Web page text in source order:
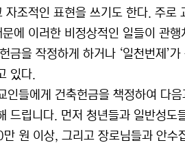
자조적인 표현을 쓰기도 한다. 주
에 이러한 비정상적인 일들이 관
금을 작정하게 하거나 ‘일천번제’
있다.
인들에게 건축헌금을 책정하여 다
드립니다. 먼저 청년들과 일반성
원 이상, 그리고 장로님들과 안